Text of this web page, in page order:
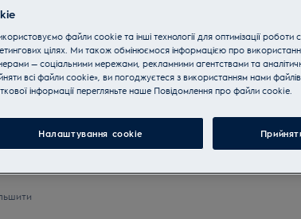
Купуйте
SlimFit
файли cookie та інші технології для оптимізації роботи
цілях. Ми також обмінюємося інформацією про
— соціальними мережами, рекламними агентствами та
всі файли cookie», ви погоджуєтеся з використанням нами
інформації перегляньте наше Пoвідомлення прo файли cookie.
Налаштування cookie